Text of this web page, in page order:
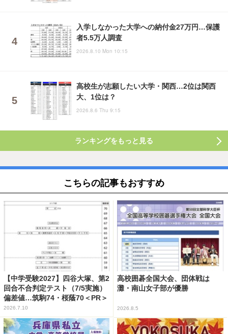
入学しなかった大学への納付金27万円…保護
者5.5万人調査
2026.8.10 Mon 10:15
高校生が志願したい大学・関西…2位は関西
大、1位は？
2026.8.6 Thu 9:15
ランキングをもっと見る
こちらの記事もおすすめ
【中学受験2027】四谷大塚、第2
回合不合判定テスト（7/5実施）
偏差値…筑駒74・桜蔭70＜PR＞
2026.7.10
高校囲碁全国大会、団体戦は
灘・南山女子部が優勝
2026.8.5